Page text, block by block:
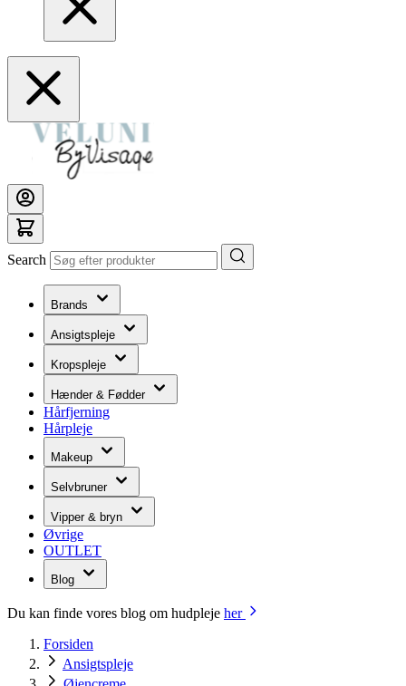
Search
Brands
Ansigtspleje
Kropspleje
Hænder & Fødder
Hårfjerning
Hårpleje
Makeup
Selvbruner
Vipper & bryn
Øvrige
OUTLET
Blog
Du kan finde vores blog om hudpleje her
Forsiden
Ansigtspleje